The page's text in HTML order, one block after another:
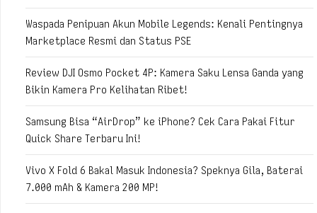
Waspada Penipuan Akun Mobile Legends: Kenali Pentingnya
Marketplace Resmi dan Status PSE
Review DJI Osmo Pocket 4P: Kamera Saku Lensa Ganda yang
Bikin Kamera Pro Kelihatan Ribet!
Samsung Bisa “AirDrop” ke iPhone? Cek Cara Pakai Fitur
Quick Share Terbaru Ini!
Vivo X Fold 6 Bakal Masuk Indonesia? Speknya Gila, Baterai
7.000 mAh & Kamera 200 MP!